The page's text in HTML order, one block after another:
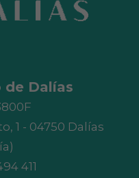
Dalías
1 - 04750 Dalías
411